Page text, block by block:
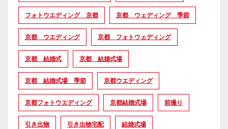
フォトウエディング 京都 京都 ウェディング 季節
京都 ウエディング 京都 フォトウェディング
京都 結婚式 京都 結婚式場
京都 結婚式場 季節 京都ウエディング
京都フォトウエディング 京都結婚式場 前撮り
引き出物 引き出物宅配 結婚式場